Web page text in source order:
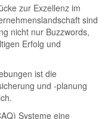
zur Exzellenz im
sind
nicht nur Buzzwords,
Erfolg und
ist die
und -planung
Systeme eine